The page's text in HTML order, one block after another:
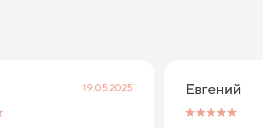
19.05.2025 Евгений